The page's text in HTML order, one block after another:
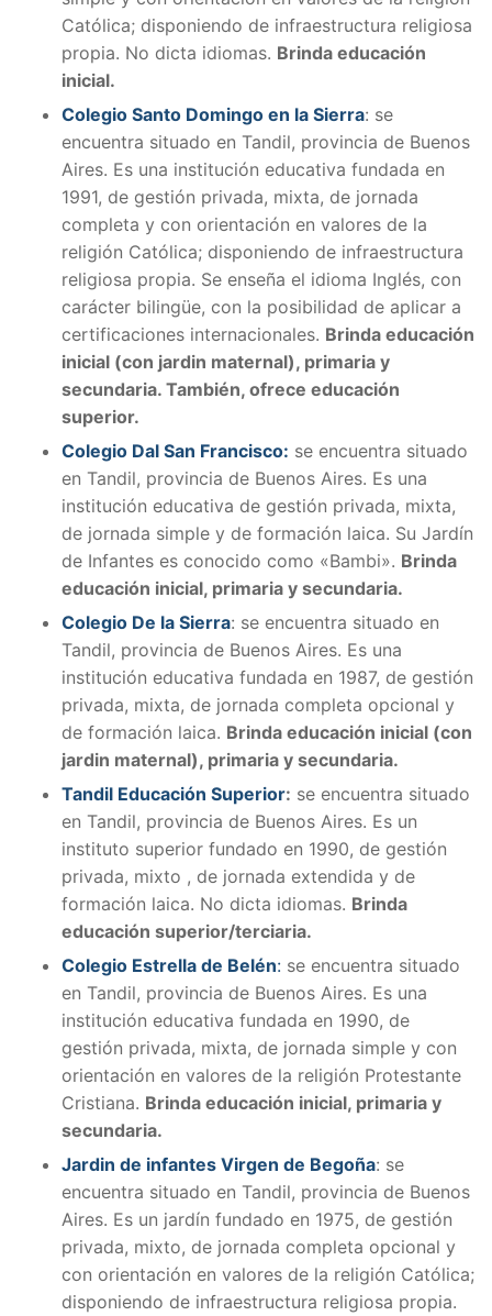
Católica; disponiendo de infraestructura religiosa
propia. No dicta idiomas. Brinda educación
inicial.
Colegio Santo Domingo en la Sierra: se
encuentra situado en Tandil, provincia de Buenos
Aires. Es una institución educativa fundada en
1991, de gestión privada, mixta, de jornada
completa y con orientación en valores de la
religión Católica; disponiendo de infraestructura
religiosa propia. Se enseña el idioma Inglés, con
carácter bilingüe, con la posibilidad de aplicar a
certificaciones internacionales. Brinda educación
inicial (con jardin maternal), primaria y
secundaria. También, ofrece educación
superior.
Colegio Dal San Francisco: se encuentra situado
en Tandil, provincia de Buenos Aires. Es una
institución educativa de gestión privada, mixta,
de jornada simple y de formación laica. Su Jardín
de Infantes es conocido como «Bambi». Brinda
educación inicial, primaria y secundaria.
Colegio De la Sierra: se encuentra situado en
Tandil, provincia de Buenos Aires. Es una
institución educativa fundada en 1987, de gestión
privada, mixta, de jornada completa opcional y
de formación laica. Brinda educación inicial (con
jardin maternal), primaria y secundaria.
Tandil Educación Superior: se encuentra situado
en Tandil, provincia de Buenos Aires. Es un
instituto superior fundado en 1990, de gestión
privada, mixto , de jornada extendida y de
formación laica. No dicta idiomas. Brinda
educación superior/terciaria.
Colegio Estrella de Belén: se encuentra situado
en Tandil, provincia de Buenos Aires. Es una
institución educativa fundada en 1990, de
gestión privada, mixta, de jornada simple y con
orientación en valores de la religión Protestante
Cristiana. Brinda educación inicial, primaria y
secundaria.
Jardin de infantes Virgen de Begoña: se
encuentra situado en Tandil, provincia de Buenos
Aires. Es un jardín fundado en 1975, de gestión
privada, mixto, de jornada completa opcional y
con orientación en valores de la religión Católica;
disponiendo de infraestructura religiosa propia.